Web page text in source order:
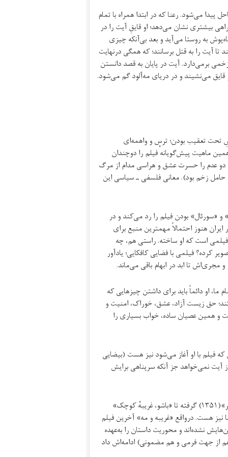
می‌شود. رعنا که در ابتدا همراه با تمام
بیشتری نشان می‌‌دهد؛ او قایقِ آیت را در
به روستا می‌آید و بعد بی‌آنکه چیزی
تا آیت را به قتل برسانند؛ که همگی درنهایت
برمی‌دارد. آیت در پایان به قصد دانستن
قایق می‌نشیند و در دریای مه‌آلود گم می‌شود.
تحت تعقیب بودن؛ ترس و واهمه‌ای
ماهیت پیش‌گویانه‌ٔ فیلم را دوچندان
عدم را حسرت عشق و هراسی مدام از مرگ
زخم بود). معانی فلسفی ـ سیاسی این
«سورئال» بودن فیلم را رد می‌کند و در
هنوز احتمالاً مهمترین منبع برای
است که او ساخته. راستی هم، چه
کرده؟ فیلمی با فضایی کافکایی؛ یادآور
تا ابد در ابهام باقی می‌ماند.
او دائماً باید برای داشتن چیزهایی که
کند؛ حق زیست آزاد، عشق، خوراک، امنیت و
و همین‌ عصیان ساده، خواب بسیاری را
فیلم با او آغاز می‌شود نیز هست (بیضایی
نمی‌خواهد جز آنکه سرپناهی برایش
او از جرگه‌ٔ همان پسران بی‌کسی‌ است که در فیلم‌های دیگر بیضایی از «سفر»(۱۳۵۱) گرفته تا «باشو، غریبهٔ کوچک»
نیز هست. درواقع «غریبه ‌و مه» آخرین فیلم
نشده‌اند و محوریت داستان را به‌عهده
«غریبه و مه» سرآغاز این روند است که «چریکهٔ تارا» (۱۳۵۷) (هم از جهت فرمی و هم مضمونی) ادامه‌اش داد